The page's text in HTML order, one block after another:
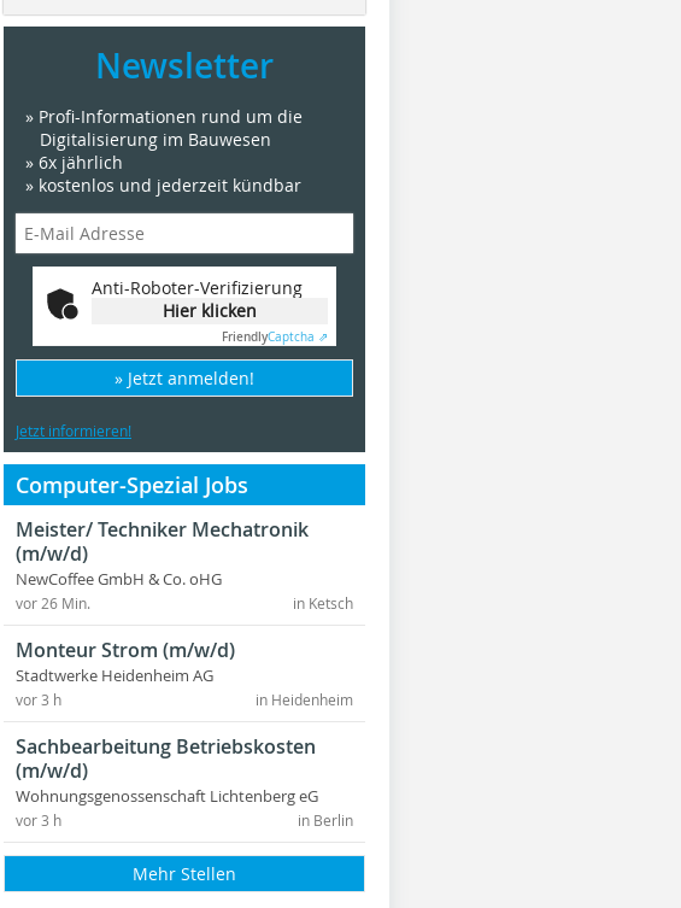
Newsletter
» Profi-Informationen rund um die
Digitalisierung im Bauwesen
» 6x jährlich
» kostenlos und jederzeit kündbar
Anti-Roboter-Verifizierung
Hier klicken
FriendlyCaptcha ⇗
» Jetzt anmelden!
Jetzt informieren!
Computer-Spezial Jobs
Meister/ Techniker Mechatronik
(m/w/d)
NewCoffee GmbH & Co. oHG
in Ketsch
vor 26 Min.
Monteur Strom (m/w/d)
Stadtwerke Heidenheim AG
in Heidenheim
vor 3 h
Sachbearbeitung Betriebskosten
(m/w/d)
Wohnungsgenossenschaft Lichtenberg eG
in Berlin
vor 3 h
Mehr Stellen